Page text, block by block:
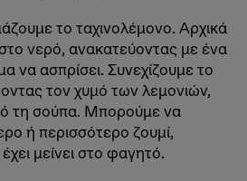
το ταχινολέμονο. Αρχικά
στο νερό, ανακατεύοντας με ένα
να ασπρίσει. Συνεχίζουμε το
τον χυμό των λεμονιών,
τη σούπα. Μπορούμε να
ή περισσότερο ζουμί,
μείνει στο φαγητό.